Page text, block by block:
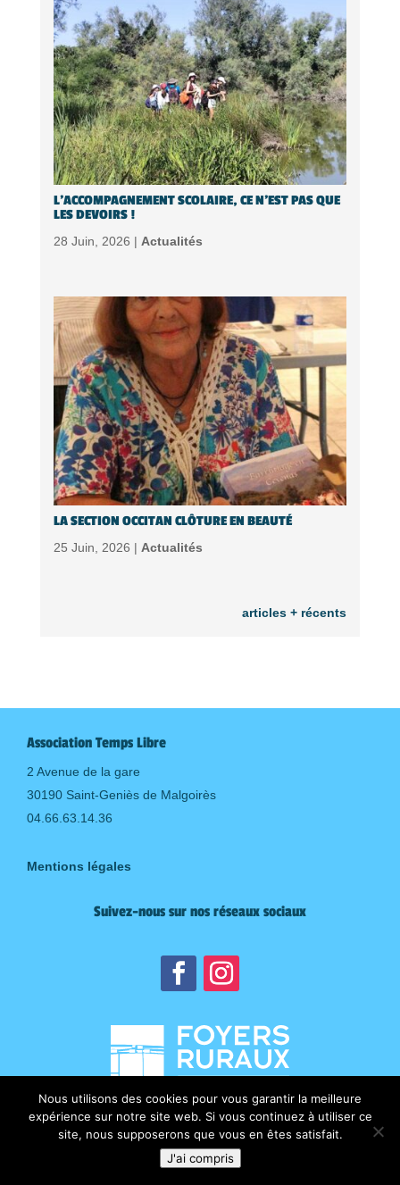
L’ACCOMPAGNEMENT SCOLAIRE, CE N’EST PAS QUE
LES DEVOIRS !
28 Juin, 2026 | Actualités
LA SECTION OCCITAN CLÔTURE EN BEAUTÉ
25 Juin, 2026 | Actualités
articles + récents
Association Temps Libre
2 Avenue de la gare
30190 Saint-Geniès de Malgoirès
04.66.63.14.36
Mentions légales
Suivez-nous sur nos réseaux sociaux
Nous utilisons des cookies pour vous garantir la meilleure
expérience sur notre site web. Si vous continuez à utiliser ce
site, nous supposerons que vous en êtes satisfait.
J'ai compris